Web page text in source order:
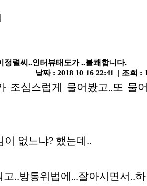
정렬씨..인터뷰태도가 ..불쾌합니다.
날짜 : 2018-10-16 22:41 | 조회 :
조심스럽게 물어봤고..또 물
이 없느냐? 했는데..
..방통위법에...잘아시면서..